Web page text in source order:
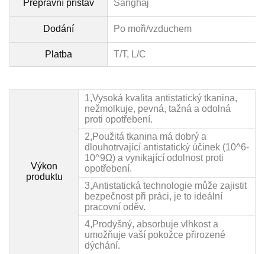
Přepravní přístav Šanghaj
Dodání Po moři/vzduchem
Platba T/T, L/C
Výkon
produktu
1,Vysoká kvalita antistatický tkanina,
nežmolkuje, pevná, tažná a odolná
proti opotřebení.
2, Použitá tkanina má dobrý a
dlouhotrvající antistatický účinek (10^6-
10^9Ω) a vynikající odolnost proti
opotřebení.
3,Antistatická technologie může zajistit
bezpečnost při práci, je to ideální
pracovní oděv.
4, Prodyšný, absorbuje vlhkost a
umožňuje vaší pokožce přirozené
dýchání.